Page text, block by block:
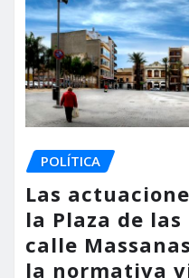
POLÍTICA
Las
la Plaza de
calle
la normativa